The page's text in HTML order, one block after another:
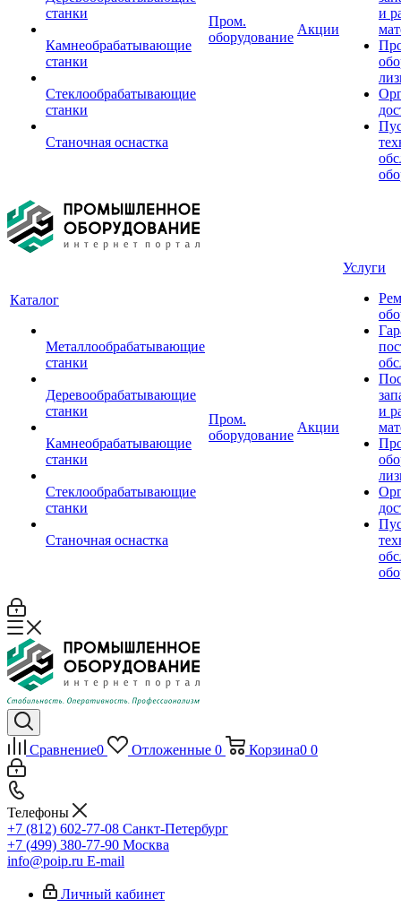
станки
Камнеобрабатывающие
станки
Стеклообрабатывающие
станки
Станочная оснастка
Пром.
оборудование
Акции
и
Каталог
Металлообрабатывающие
станки
Деревообрабатывающие
станки
Камнеобрабатывающие
станки
Стеклообрабатывающие
станки
Станочная оснастка
Пром.
оборудование
Акции
Услуги
и
Сравнение0 Отложенные 0 Корзина0 0
Телефоны
+7 (812) 602-77-08 Санкт-Петербург
+7 (499) 380-77-90 Москва
info@poip.ru E-mail
Личный кабинет